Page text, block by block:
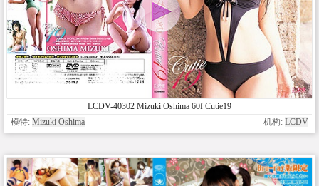
LCDV-40302 Mizuki Oshima 60f Cutie19
模特: Mizuki Oshima 机构: LCDV